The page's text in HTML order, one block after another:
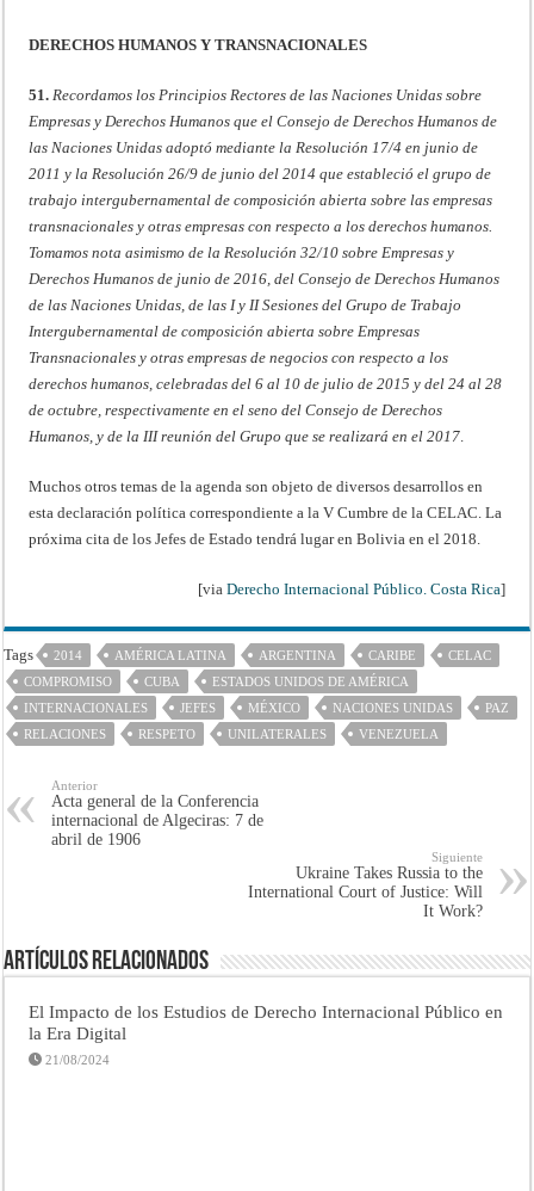
DERECHOS HUMANOS Y TRANSNACIONALES
51. Recordamos los Principios Rectores de las Naciones Unidas sobre
Empresas y Derechos Humanos que el Consejo de Derechos Humanos de
las Naciones Unidas adoptó mediante la Resolución 17/4 en junio de
2011 y la Resolución 26/9 de junio del 2014 que estableció el grupo de
trabajo intergubernamental de composición abierta sobre las empresas
transnacionales y otras empresas con respecto a los derechos humanos.
Tomamos nota asimismo de la Resolución 32/10 sobre Empresas y
Derechos Humanos de junio de 2016, del Consejo de Derechos Humanos
de las Naciones Unidas, de las I y II Sesiones del Grupo de Trabajo
Intergubernamental de composición abierta sobre Empresas
Transnacionales y otras empresas de negocios con respecto a los
derechos humanos, celebradas del 6 al 10 de julio de 2015 y del 24 al 28
de octubre, respectivamente en el seno del Consejo de Derechos
Humanos, y de la III reunión del Grupo que se realizará en el 2017.
Muchos otros temas de la agenda son objeto de diversos desarrollos en
esta declaración política correspondiente a la V Cumbre de la CELAC. La
próxima cita de los Jefes de Estado tendrá lugar en Bolivia en el 2018.
[via Derecho Internacional Público. Costa Rica]
Tags 2014 AMÉRICA LATINA ARGENTINA CARIBE
CELAC
COMPROMISO
CUBA
ESTADOS UNIDOS DE AMÉRICA
INTERNACIONALES
JEFES MÉXICO NACIONES UNIDAS
PAZ
RELACIONES
RESPETO UNILATERALES VENEZUELA
Anterior
Acta general de la Conferencia
internacional de Algeciras: 7 de
abril de 1906
Siguiente
Ukraine Takes Russia to the
International Court of Justice: Will
It Work?
Artículos Relacionados
El Impacto de los Estudios de Derecho Internacional Público en
la Era Digital
21/08/2024